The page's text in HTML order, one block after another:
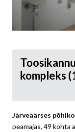
kompleks
Järveäärses
peamajas, 49 kohta